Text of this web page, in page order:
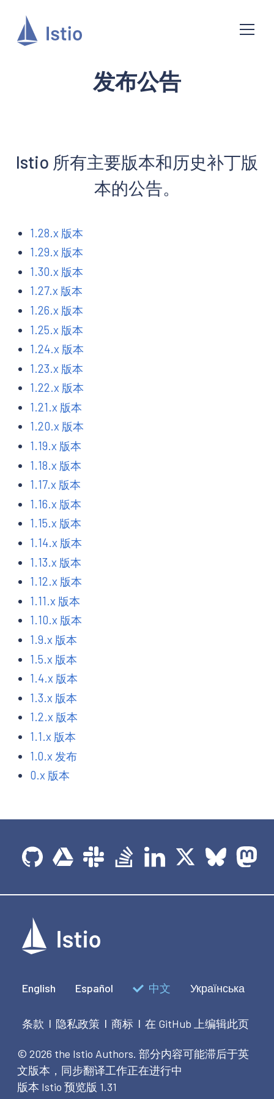
发布公告
Istio 所有主要版本和历史补丁版
本的公告。
1.28.x 版本
1.29.x 版本
1.30.x 版本
1.27.x 版本
1.26.x 版本
1.25.x 版本
1.24.x 版本
1.23.x 版本
1.22.x 版本
1.21.x 版本
1.20.x 版本
1.19.x 版本
1.18.x 版本
1.17.x 版本
1.16.x 版本
1.15.x 版本
1.14.x 版本
1.13.x 版本
1.12.x 版本
1.11.x 版本
1.10.x 版本
1.9.x 版本
1.5.x 版本
1.4.x 版本
1.3.x 版本
1.2.x 版本
1.1.x 版本
1.0.x 发布
0.x 版本
English Español 中文 Українська
条款 | 隐私政策 | 商标 | 在 GitHub 上编辑此页
© 2026 the Istio Authors. 部分内容可能滞后于英
文版本，同步翻译工作正在进行中
版本 Istio 预览版 1.31